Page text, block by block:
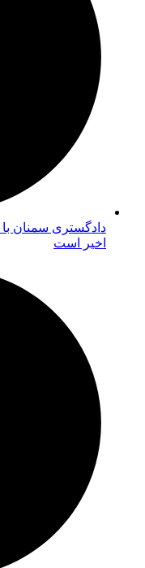
دادگستری سمنان
اخیر است